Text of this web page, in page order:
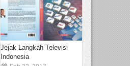
Jejak Langkah Televisi
Indonesia